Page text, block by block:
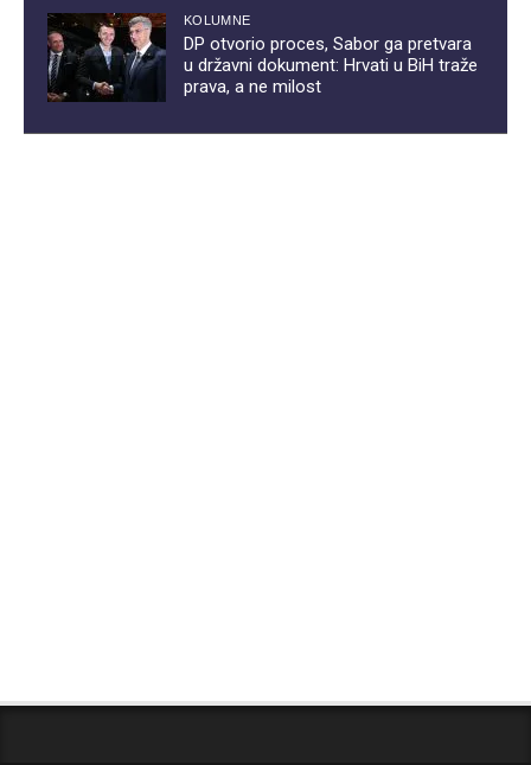
KOLUMNE
DP otvorio proces, Sabor ga pretvara
u državni dokument: Hrvati u BiH traže
prava, a ne milost